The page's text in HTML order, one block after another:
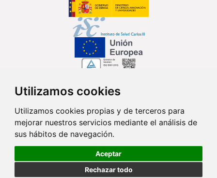
Utilizamos cookies
Utilizamos cookies propias y de terceros para
mejorar nuestros servicios mediante el análisis de
sus hábitos de navegación.
Aceptar
Rechazar todo
Síguenos en...
Contacto
Av. Monforte de Lemos, 3-5. Pabellón 11. Planta 0 28029 Madrid
info@ciberisciii.es